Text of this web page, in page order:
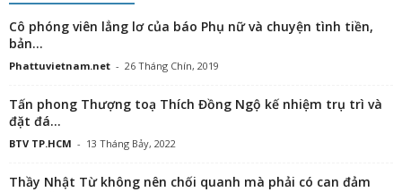
Cô phóng viên lẳng lơ của báo Phụ nữ và chuyện tình tiền,
bản...
Phattuvietnam.net - 26 Tháng Chín, 2019
Tấn phong Thượng toạ Thích Đồng Ngộ kế nhiệm trụ trì và
đặt đá...
BTV TP.HCM - 13 Tháng Bảy, 2022
Thầy Nhật Từ không nên chối quanh mà phải có can đảm